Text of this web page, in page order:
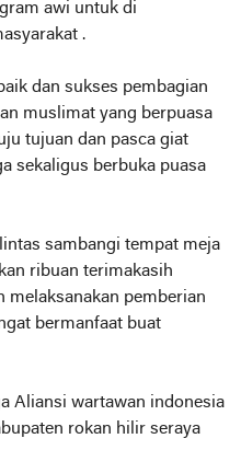
awi untuk di
.
dan sukses pembagian
muslimat yang berpuasa
tujuan dan pasca giat
sekaligus berbuka puasa
sambangi tempat meja
ribuan terimakasih
melaksanakan pemberian
bermanfaat buat
Aliansi wartawan indonesia
rokan hilir seraya